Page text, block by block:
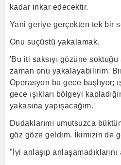
kadar inkar edecektir.
Yani geriye gerçekten tek bir
Onu suçüstü yakalamak.
'Bu iti saksıyı gözüne soktuğu
zaman onu yakalayabilirim.
Operasyon bu gece başlıyor;
gece ışıkları bölgeyi
yakasına yapışacağım.'
Dudaklarımı umutsuzca
göz göze geldim. İkimizin de
"İyi anlaşıp